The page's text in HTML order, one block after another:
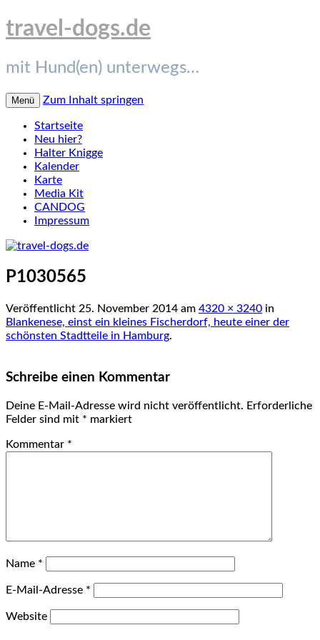
travel-dogs.de
mit Hund(en) unterwegs…
Menü Zum Inhalt springen
Startseite
Neu hier?
Halter Knigge
Kalender
Karte
Media Kit
CANDOG
Impressum
P1030565
Veröffentlicht 25. November 2014 am 4320 × 3240 in
Blankenese, einst ein kleines Fischerdorf, heute einer der
schönsten Stadtteile in Hamburg.
Schreibe einen Kommentar
Deine E-Mail-Adresse wird nicht veröffentlicht. Erforderliche
Felder sind mit * markiert
Kommentar *
Name *
E-Mail-Adresse *
Website